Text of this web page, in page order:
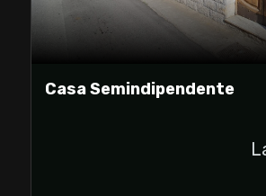
Casa Semindipendente